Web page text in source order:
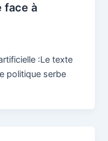
face à
:Le texte
politique serbe